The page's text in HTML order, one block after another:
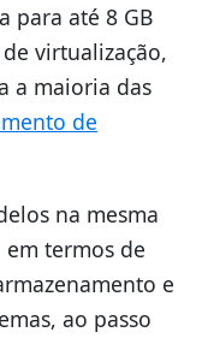
para até 8 GB
virtualização,
a maioria das
de
na mesma
em termos de
e
ao passo